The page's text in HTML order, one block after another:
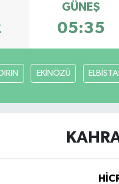
GÜNEŞ
05:35
EKİNÖZÜ